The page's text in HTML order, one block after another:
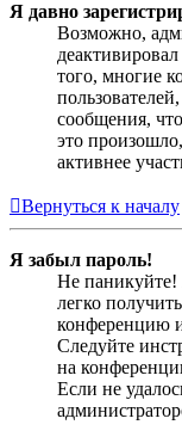
Я давно
Возможно,
того, многие
сообщения,
это
активнее
Вернуться к началу
Я забыл пароль!
Не паникуйте!
легко
конференцию
Следуйте
на
Если не